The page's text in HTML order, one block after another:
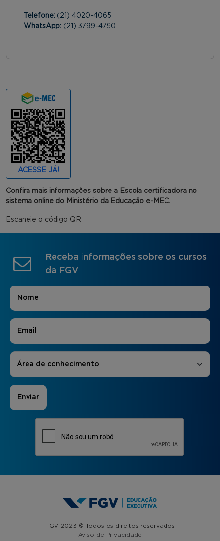
Telefone: (21) 4020-4065
WhatsApp: (21) 3799-4790
ACESSE JÁ!
Confira mais informações sobre a Escola certificadora no
sistema online do Ministério da Educação e-MEC.
Escaneie o código QR
Receba informações sobre os cursos
da FGV
Nome
E-mail
Áreas de Interesse
Área de conhecimento
FGV 2023 © Todos os direitos reservados
Aviso de Privacidade